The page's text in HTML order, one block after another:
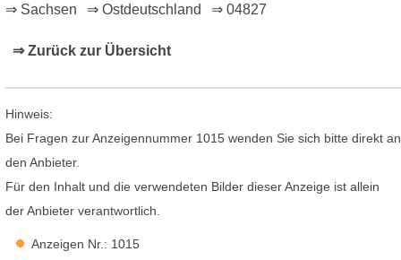
⇒ Sachsen ⇒ Ostdeutschland ⇒ 04827
⇒ Zurück zur Übersicht
Hinweis:
Bei Fragen zur Anzeigennummer 1015 wenden Sie sich bitte direkt an
den Anbieter.
Für den Inhalt und die verwendeten Bilder dieser Anzeige ist allein
der Anbieter verantwortlich.
Anzeigen Nr.: 1015